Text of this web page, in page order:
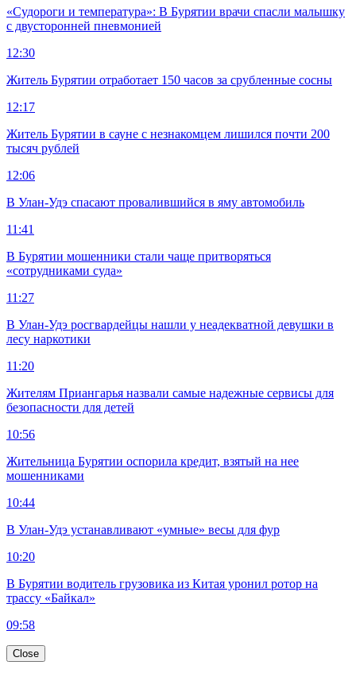
«Судороги и температура»: В Бурятии врачи спасли малышку
с двусторонней пневмонией
12:30
Житель Бурятии отработает 150 часов за срубленные сосны
12:17
Житель Бурятии в сауне с незнакомцем лишился почти 200
тысяч рублей
12:06
В Улан-Удэ спасают провалившийся в яму автомобиль
11:41
В Бурятии мошенники стали чаще притворяться
«сотрудниками суда»
11:27
В Улан-Удэ росгвардейцы нашли у неадекватной девушки в
лесу наркотики
11:20
Жителям Приангарья назвали самые надежные сервисы для
безопасности для детей
10:56
Жительница Бурятии оспорила кредит, взятый на нее
мошенниками
10:44
В Улан-Удэ устанавливают «умные» весы для фур
10:20
В Бурятии водитель грузовика из Китая уронил ротор на
трассу «Байкал»
09:58
Close